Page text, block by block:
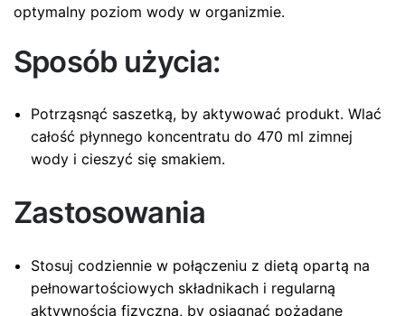
optymalny poziom wody w organizmie.
Sposób użycia:
Potrząsnąć saszetką, by aktywować produkt. Wlać
całość płynnego koncentratu do 470 ml zimnej
wody i cieszyć się smakiem.
Zastosowania
Stosuj codziennie w połączeniu z dietą opartą na
pełnowartościowych składnikach i regularną
aktywnością fizyczną, by osiągnąć pożądane